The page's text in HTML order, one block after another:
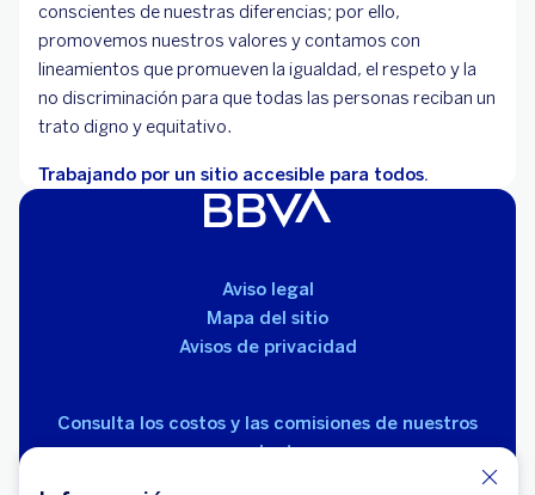
conscientes de nuestras diferencias; por ello,
promovemos nuestros valores y contamos con
lineamientos que promueven la igualdad, el respeto y la
no discriminación para que todas las personas reciban un
trato digno y equitativo.
Trabajando por un sitio accesible para todos.
Aviso legal
Mapa del sitio
Avisos de privacidad
Consulta los costos y las comisiones de nuestros
productos